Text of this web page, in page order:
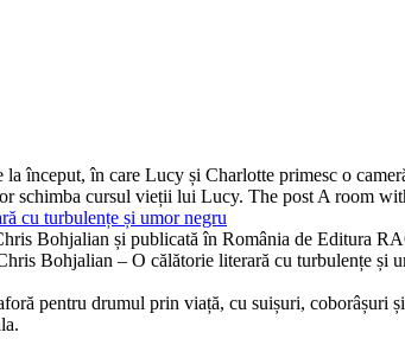
început, în care Lucy și Charlotte primesc o
schimba cursul vieții lui Lucy. The post A room
cu turbulențe și umor negru
Bohjalian și publicată în România de Editura
Bohjalian – O călătorie literară cu turbulențe și
pentru drumul prin viață, cu suișuri, coborâșuri